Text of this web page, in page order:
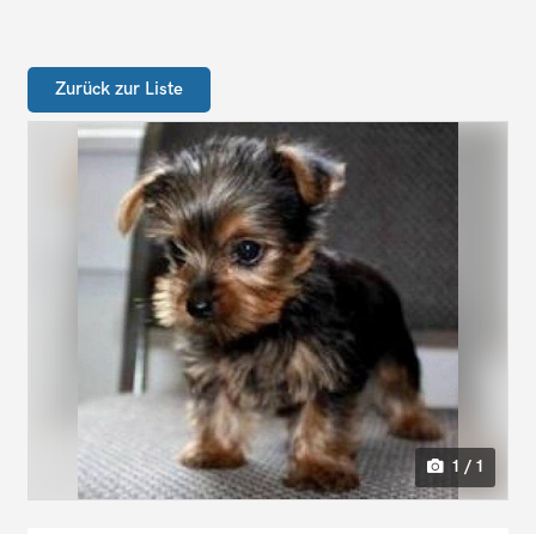
Zurück zur Liste
1 / 1